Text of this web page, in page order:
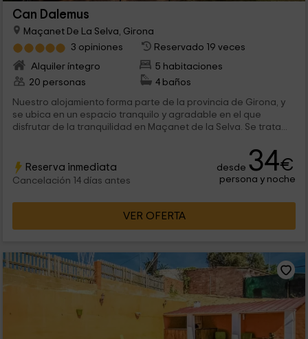
Can Dalemus
Maçanet De La Selva, Girona
3 opiniones
Reservado 19 veces
Alquiler íntegro
5 habitaciones
20 personas
4 baños
Nuestro alojamiento forma parte de la provincia de Girona, y
se ubica en un espacio tranquilo y agradable en el que
disfrutar de la tranquilidad en Maçanet de la Selva. Se trata...
Reserva inmediata
Cancelación 14 días antes
desde 34€
persona y noche
VER OFERTA